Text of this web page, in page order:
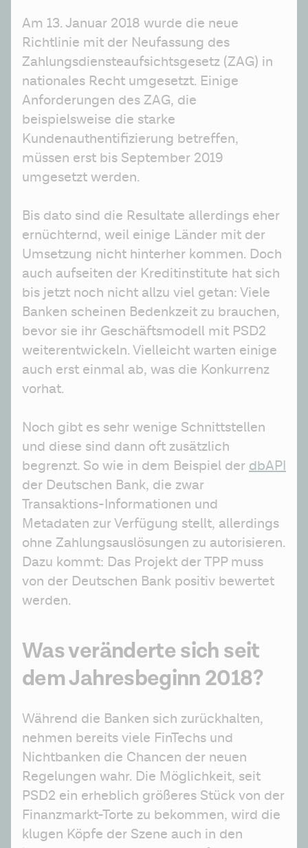
Am 13. Januar 2018 wurde die neue
Richtlinie mit der Neufassung des
Zahlungsdiensteaufsichtsgesetz (ZAG) in
nationales Recht umgesetzt. Einige
Anforderungen des ZAG, die
beispielsweise die starke
Kundenauthentifizierung betreffen,
müssen erst bis September 2019
umgesetzt werden.
Bis dato sind die Resultate allerdings eher
ernüchternd, weil einige Länder mit der
Umsetzung nicht hinterher kommen. Doch
auch aufseiten der Kreditinstitute hat sich
bis jetzt noch nicht allzu viel getan: Viele
Banken scheinen Bedenkzeit zu brauchen,
bevor sie ihr Geschäftsmodell mit PSD2
weiterentwickeln. Vielleicht warten einige
auch erst einmal ab, was die Konkurrenz
vorhat.
Noch gibt es sehr wenige Schnittstellen
und diese sind dann oft zusätzlich
begrenzt. So wie in dem Beispiel der dbAPI
der Deutschen Bank, die zwar
Transaktions-Informationen und
Metadaten zur Verfügung stellt, allerdings
ohne Zahlungsauslösungen zu autorisieren.
Dazu kommt: Das Projekt der TPP muss
von der Deutschen Bank positiv bewertet
werden.
Was veränderte sich seit
dem Jahresbeginn 2018?
Während die Banken sich zurückhalten,
nehmen bereits viele FinTechs und
Nichtbanken die Chancen der neuen
Regelungen wahr. Die Möglichkeit, seit
PSD2 ein erheblich größeres Stück von der
Finanzmarkt-Torte zu bekommen, wird die
klugen Köpfe der Szene auch in den